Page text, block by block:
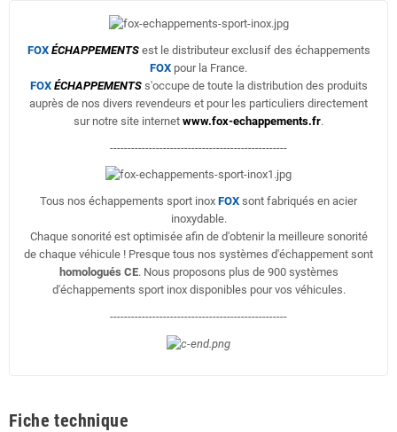
FOX ÉCHAPPEMENTSest le distributeur exclusif des échappements
FOX pour la France.
FOX ÉCHAPPEMENTSs'occupe de toute la distribution des produits
auprès de nos divers revendeurs et pour les particuliers directement
sur notre site internet www.fox-echappements.fr.
--------------------------------------------------
Tous nos échappements sport inox FOX sont fabriqués en acier
inoxydable.
Chaque sonorité est optimisée afin de d'obtenir la meilleure sonorité
de chaque véhicule ! Presque tous nos systèmes d'échappement sont
homologués CE. Nous proposons plus de 900 systèmes
d'échappements sport inox disponibles pour vos véhicules.
--------------------------------------------------
Fiche technique